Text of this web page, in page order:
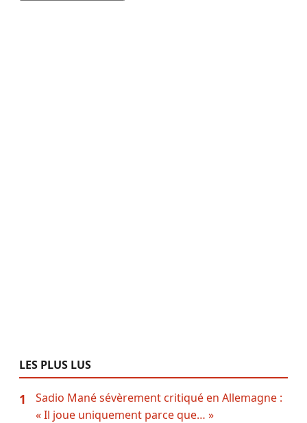
LES PLUS LUS
1
Sadio Mané sévèrement critiqué en Allemagne :
« Il joue uniquement parce que… »